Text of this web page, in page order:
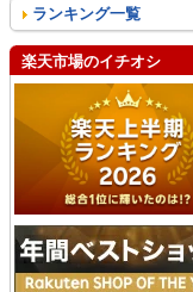
ランキング一覧
楽天市場のイチオシ